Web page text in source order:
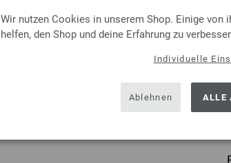
Wir nutzen Cookies in unserem Shop. Einige von
helfen, den Shop und deine Erfahrung zu
Individuelle
Ablehnen ALLE